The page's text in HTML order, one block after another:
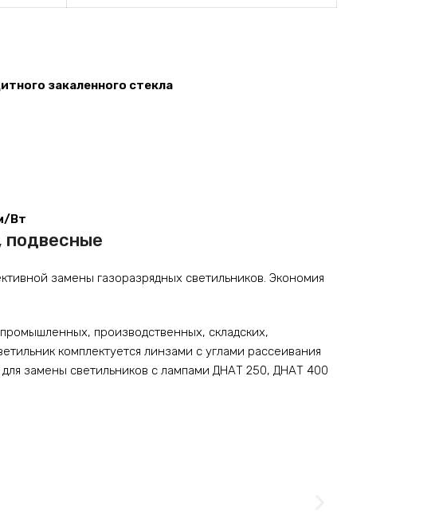
закаленного стекла
Вт
подвесные
замены газоразрядных светильников. Экономия
производственных, складских,
комплектуется линзами с углами рассеивания
замены светильников с лампами ДНАТ 250, ДНАТ 400